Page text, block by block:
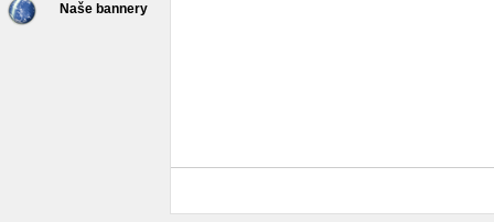
Naše bannery